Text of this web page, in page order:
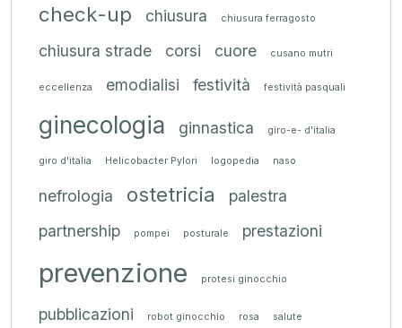
check-up chiusura chiusura ferragosto
chiusura strade corsi cuore cusano mutri
eccellenza emodialisi festività festività pasquali
ginecologia ginnastica giro-e- d'italia
giro d'italia Helicobacter Pylori logopedia naso
nefrologia ostetricia
palestra
partnership
pompei posturale prestazioni
prevenzione protesi ginocchio
pubblicazioni robot ginocchio rosa salute